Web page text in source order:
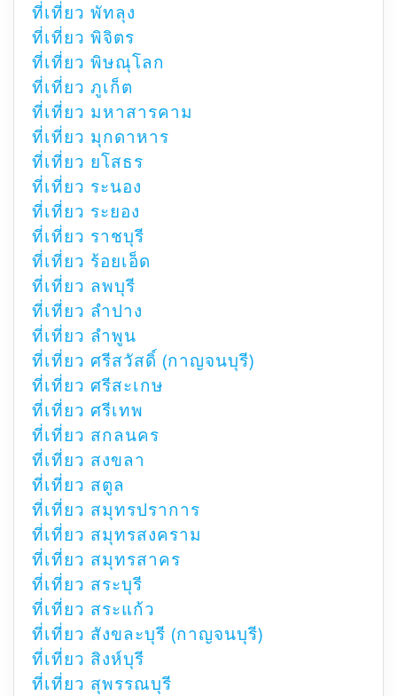
ที่เที่ยว พัทลุง
ที่เที่ยว พิจิตร
ที่เที่ยว พิษณุโลก
ที่เที่ยว ภูเก็ต
ที่เที่ยว มหาสารคาม
ที่เที่ยว มุกดาหาร
ที่เที่ยว ยโสธร
ที่เที่ยว ระนอง
ที่เที่ยว ระยอง
ที่เที่ยว ราชบุรี
ที่เที่ยว ร้อยเอ็ด
ที่เที่ยว ลพบุรี
ที่เที่ยว ลำปาง
ที่เที่ยว ลำพูน
ที่เที่ยว ศรีสวัสดิ์ (กาญจนบุรี)
ที่เที่ยว ศรีสะเกษ
ที่เที่ยว ศรีเทพ
ที่เที่ยว สกลนคร
ที่เที่ยว สงขลา
ที่เที่ยว สตูล
ที่เที่ยว สมุทรปราการ
ที่เที่ยว สมุทรสงคราม
ที่เที่ยว สมุทรสาคร
ที่เที่ยว สระบุรี
ที่เที่ยว สระแก้ว
ที่เที่ยว สังขละบุรี (กาญจนบุรี)
ที่เที่ยว สิงห์บุรี
ที่เที่ยว สุพรรณบุรี